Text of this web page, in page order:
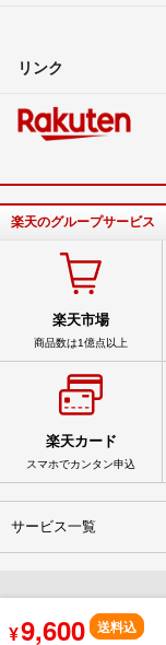
¥9,600 送料込
リンク
楽天のグループサービス
楽天市場
商品数は1億点以上
楽天カード
スマホでカンタン申込
サービス一覧